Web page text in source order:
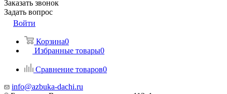
Заказать звонок
Задать вопрос
Войти
Корзина0
Избранные товары0
Сравнение товаров0
info@azbuka-dachi.ru